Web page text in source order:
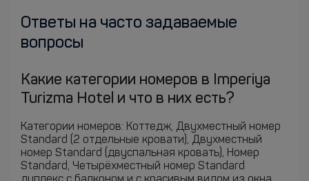
Ответы на часто задаваемые
вопросы
Какие категории номеров в Imperiya
Turizma Hotel и что в них есть?
Категории номеров: Коттедж, Двухместный номер
Standard (2 отдельные кровати), Двухместный
номер Standard (двуспальная кровать), Номер
Standard, Четырёхместный номер Standard